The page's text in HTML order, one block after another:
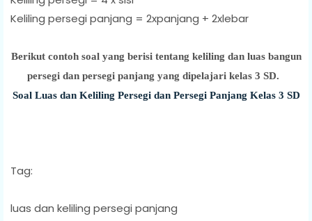
Keliling persegi panjang = 2xpanjang + 2xlebar
Berikut contoh soal yang berisi tentang keliling dan luas bangun
persegi dan persegi panjang yang dipelajari kelas 3 SD.
Soal Luas dan Keliling Persegi dan Persegi Panjang Kelas 3 SD
Tag:
luas dan keliling persegi panjang